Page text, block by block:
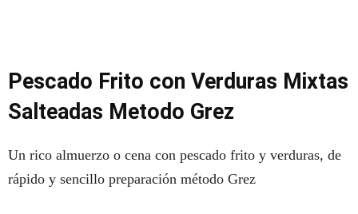
Pescado Frito con Verduras Mixtas
Salteadas Metodo Grez
Un rico almuerzo o cena con pescado frito y verduras, de
rápido y sencillo preparación método Grez